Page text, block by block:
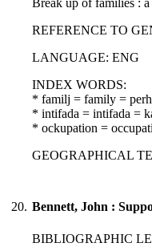
Break up of families :
REFERENCE TO
LANGUAGE: ENG
INDEX WORDS:
* familj = family =
* intifada = intifada =
* ockupation =
GEOGRAPHICAL
20. Bennett, John :
BIBLIOGRAPHIC